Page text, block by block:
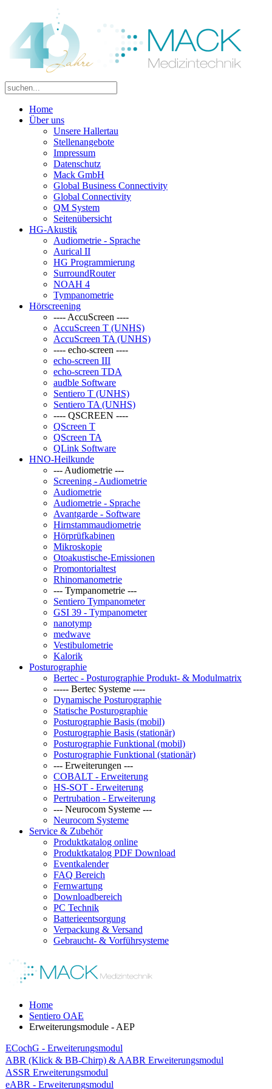
Home
Über uns
Unsere Hallertau
Stellenangebote
Impressum
Datenschutz
Mack GmbH
Global Business Connectivity
Global Connectivity
QM System
Seitenübersicht
HG-Akustik
Audiometrie - Sprache
Aurical II
HG Programmierung
SurroundRouter
NOAH 4
Tympanometrie
Hörscreening
---- AccuScreen ----
AccuScreen T (UNHS)
AccuScreen TA (UNHS)
---- echo-screen ----
echo-screen III
echo-screen TDA
audble Software
Sentiero T (UNHS)
Sentiero TA (UNHS)
---- QSCREEN ----
QScreen T
QScreen TA
QLink Software
HNO-Heilkunde
--- Audiometrie ---
Screening - Audiometrie
Audiometrie
Audiometrie - Sprache
Avantgarde - Software
Hirnstammaudiometrie
Hörprüfkabinen
Mikroskopie
Otoakustische-Emissionen
Promontorialtest
Rhinomanometrie
--- Tympanometrie ---
Sentiero Tympanometer
GSI 39 - Tympanometer
nanotymp
medwave
Vestibulometrie
Kalorik
Posturographie
Bertec - Posturographie Produkt- & Modulmatrix
----- Bertec Systeme ----
Dynamische Posturographie
Statische Posturographie
Posturographie Basis (mobil)
Posturographie Basis (stationär)
Posturographie Funktional (mobil)
Posturographie Funktional (stationär)
--- Erweiterungen ---
COBALT - Erweiterung
HS-SOT - Erweiterung
Pertrubation - Erweiterung
--- Neurocom Systeme ---
Neurocom Systeme
Service & Zubehör
Produktkatalog online
Produktkatalog PDF Download
Eventkalender
FAQ Bereich
Fernwartung
Downloadbereich
PC Technik
Batterieentsorgung
Verpackung & Versand
Gebraucht- & Vorführsysteme
Home
Sentiero OAE
Erweiterungsmodule - AEP
ECochG - Erweiterungsmodul
ABR (Klick & BB-Chirp) & AABR Erweiterungsmodul
ASSR Erweiterungsmodul
eABR - Erweiterungsmodul